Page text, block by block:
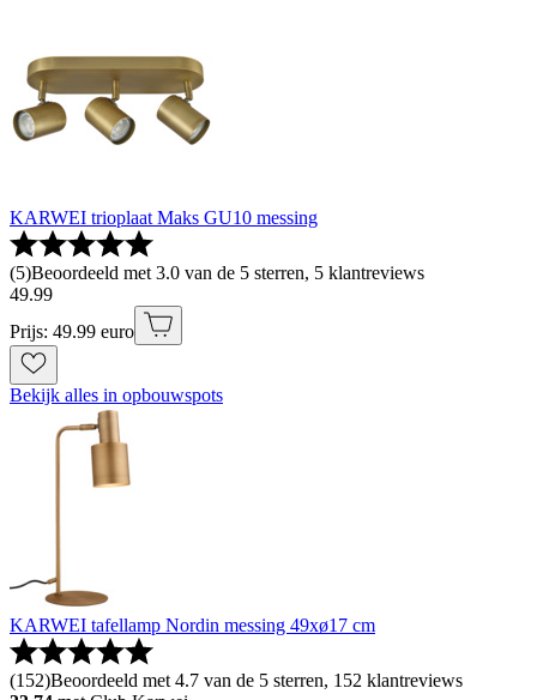
KARWEI trioplaat Maks GU10 messing
(5)Beoordeeld met 3.0 van de 5 sterren, 5 klantreviews
49.99
Prijs: 49.99 euro
Bekijk alles in opbouwspots
KARWEI tafellamp Nordin messing 49xø17 cm
(152)Beoordeeld met 4.7 van de 5 sterren, 152 klantreviews